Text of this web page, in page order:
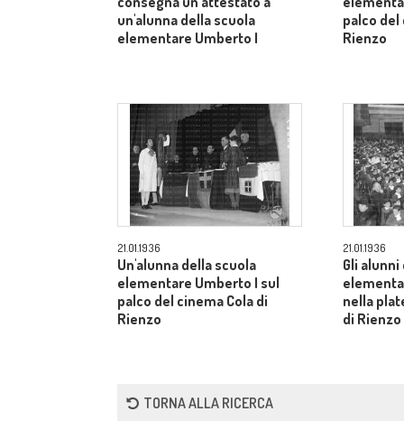
un'alunna della scuola
elementare Umberto I
palco del
Rienzo
21.01.1936
Un'alunna della scuola
elementare Umberto I sul
palco del cinema Cola di
Rienzo
21.01.1936
Gli
nella
di Rienzo
TORNA ALLA RICERCA